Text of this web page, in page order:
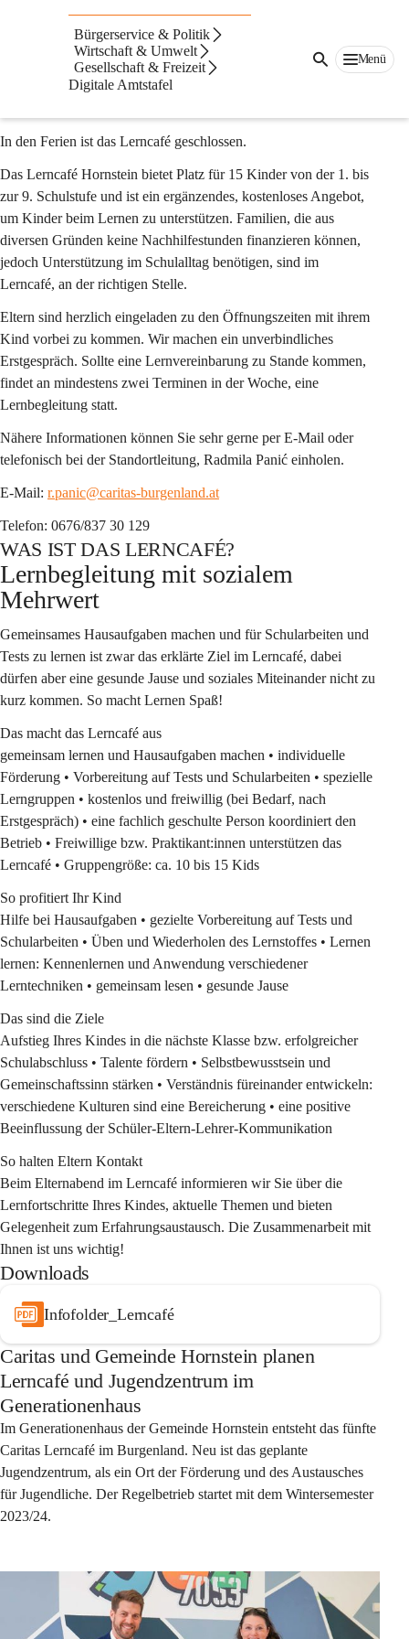
Bürgerservice & Politik
Wirtschaft & Umwelt
Gesellschaft & Freizeit
Digitale Amtstafel
Menü
Caritas Lerncafé
Öffnungszeiten & Ablauf
Öffnungszeiten während des Schuljahres:
Mo, Di, Do von 13:00-17:00.
In den Ferien ist das Lerncafé geschlossen.
Das Lerncafé Hornstein bietet Platz für 15 Kinder von der 1. bis
zur 9. Schulstufe und ist ein ergänzendes, kostenloses Angebot,
um Kinder beim Lernen zu unterstützen. Familien, die aus
diversen Gründen keine Nachhilfestunden finanzieren können,
jedoch Unterstützung im Schulalltag benötigen, sind im
Lerncafé, an der richtigen Stelle.
Eltern sind herzlich eingeladen zu den Öffnungszeiten mit ihrem
Kind vorbei zu kommen. Wir machen ein unverbindliches
Erstgespräch. Sollte eine Lernvereinbarung zu Stande kommen,
findet an mindestens zwei Terminen in der Woche, eine
Lernbegleitung statt.
Nähere Informationen können Sie sehr gerne per E-Mail oder
telefonisch bei der Standortleitung, Radmila Panić einholen.
E-Mail: r.panic@caritas-burgenland.at
Telefon: 0676/837 30 129
WAS IST DAS LERNCAFÉ?
Lernbegleitung mit sozialem
Mehrwert
Gemeinsames Hausaufgaben machen und für Schularbeiten und
Tests zu lernen ist zwar das erklärte Ziel im Lerncafé, dabei
dürfen aber eine gesunde Jause und soziales Miteinander nicht zu
kurz kommen. So macht Lernen Spaß!
Das macht das Lerncafé aus
gemeinsam lernen und Hausaufgaben machen • individuelle
Förderung • Vorbereitung auf Tests und Schularbeiten • spezielle
Lerngruppen • kostenlos und freiwillig (bei Bedarf, nach
Erstgespräch) • eine fachlich geschulte Person koordiniert den
Betrieb • Freiwillige bzw. Praktikant:innen unterstützen das
Lerncafé • Gruppengröße: ca. 10 bis 15 Kids
So profitiert Ihr Kind
Hilfe bei Hausaufgaben • gezielte Vorbereitung auf Tests und
Schularbeiten • Üben und Wiederholen des Lernstoffes • Lernen
lernen: Kennenlernen und Anwendung verschiedener
Lerntechniken • gemeinsam lesen • gesunde Jause
Das sind die Ziele
Aufstieg Ihres Kindes in die nächste Klasse bzw. erfolgreicher
Schulabschluss • Talente fördern • Selbstbewusstsein und
Gemeinschaftssinn stärken • Verständnis füreinander entwickeln:
verschiedene Kulturen sind eine Bereicherung • eine positive
Beeinflussung der Schüler-Eltern-Lehrer-Kommunikation
So halten Eltern Kontakt
Beim Elternabend im Lerncafé informieren wir Sie über die
Lernfortschritte Ihres Kindes, aktuelle Themen und bieten
Gelegenheit zum Erfahrungsaustausch. Die Zusammenarbeit mit
Ihnen ist uns wichtig!
Downloads
Infofolder_Lerncafé
Caritas und Gemeinde Hornstein planen
Lerncafé und Jugendzentrum im
Generationenhaus
Im Generationenhaus der Gemeinde Hornstein entsteht das fünfte
Caritas Lerncafé im Burgenland. Neu ist das geplante
Jugendzentrum, als ein Ort der Förderung und des Austausches
für Jugendliche. Der Regelbetrieb startet mit dem Wintersemester
2023/24.